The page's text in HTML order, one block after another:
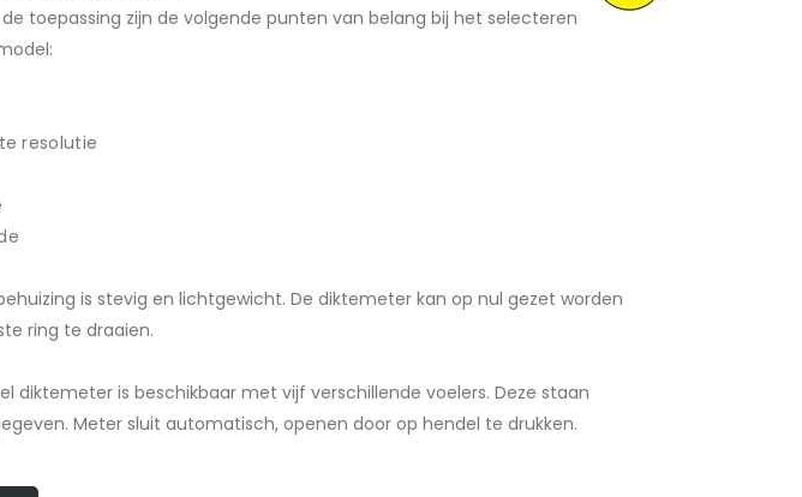
toepassing zijn de volgende punten van belang bij het selecteren
resolutie
is stevig en lichtgewicht. De diktemeter kan op nul gezet worden
ring te draaien.
diktemeter is beschikbaar met vijf verschillende voelers. Deze staan
Meter sluit automatisch, openen door op hendel te drukken.